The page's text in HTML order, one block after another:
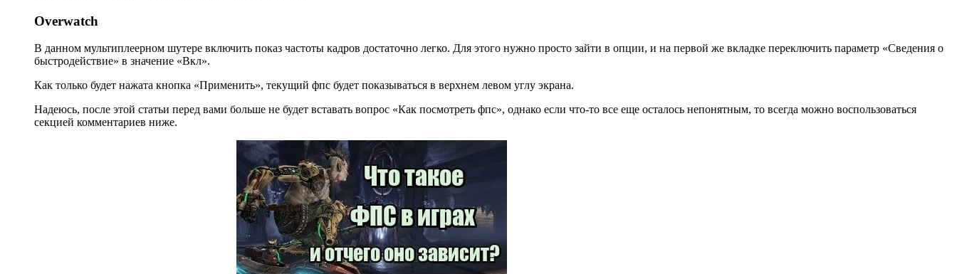
Overwatch
В данном мультиплеерном шутере включить показ частоты кадров достаточно легко. Для этого нужно просто зайти в опции, и на первой же вкладке переключить параметр «Сведения о
быстродействие» в значение «Вкл».
Как только будет нажата кнопка «Применить», текущий фпс будет показываться в верхнем левом углу экрана.
Надеюсь, после этой статьи перед вами больше не будет вставать вопрос «Как посмотреть фпс», однако если что-то все еще осталось непонятным, то всегда можно воспользоваться
секцией комментариев ниже.